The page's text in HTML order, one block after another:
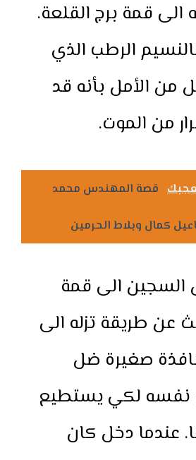
قمة برج القلعة.
الرطب الذي
من الأمل بأنه قد
من الموت.
قصة المهندس محمد
كمال وبلاط الحرمين
السجين الى قمة
عن طريقة تزله الى
صغيرة ضل
لكي يستطيع
عندما دخل كان